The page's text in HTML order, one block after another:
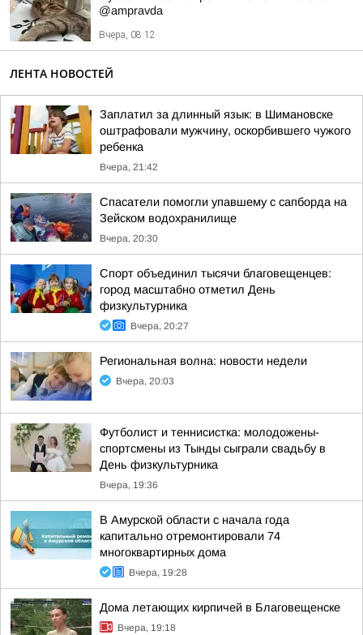
@ampravda
Вчера, 08:12
ЛЕНТА НОВОСТЕЙ
Заплатил за длинный язык: в Шимановске
оштрафовали мужчину, оскорбившего чужого
ребенка
Вчера, 21:42
Спасатели помогли упавшему с сапборда на
Зейском водохранилище
Вчера, 20:30
Спорт объединил тысячи благовещенцев:
город масштабно отметил День
физкультурника
Вчера, 20:27
Региональная волна: новости недели
Вчера, 20:03
Футболист и теннисистка: молодожены-
спортсмены из Тынды сыграли свадьбу в
День физкультурника
Вчера, 19:36
В Амурской области с начала года
капитально отремонтировали 74
многоквартирных дома
Вчера, 19:28
Дома летающих кирпичей в Благовещенске
Вчера, 19:18